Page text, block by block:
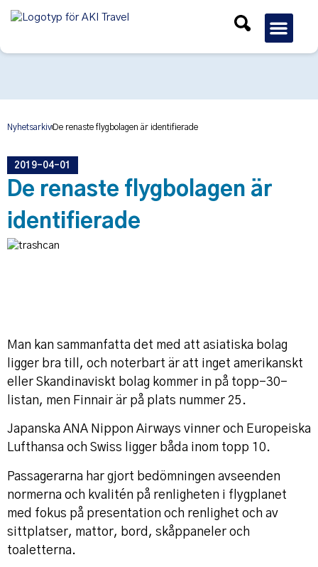
Nyhetsarkiv De renaste flygbolagen är identifierade
2019-04-01
De renaste flygbolagen är
identifierade
Man kan sammanfatta det med att asiatiska bolag
ligger bra till, och noterbart är att inget amerikanskt
eller Skandinaviskt bolag kommer in på topp-30-
listan, men Finnair är på plats nummer 25.
Japanska ANA Nippon Airways vinner och Europeiska
Lufthansa och Swiss ligger båda inom topp 10.
Passagerarna har gjort bedömningen avseenden
normerna och kvalitén på renligheten i flygplanet
med fokus på presentation och renlighet och av
sittplatser, mattor, bord, skåppaneler och
toaletterna.